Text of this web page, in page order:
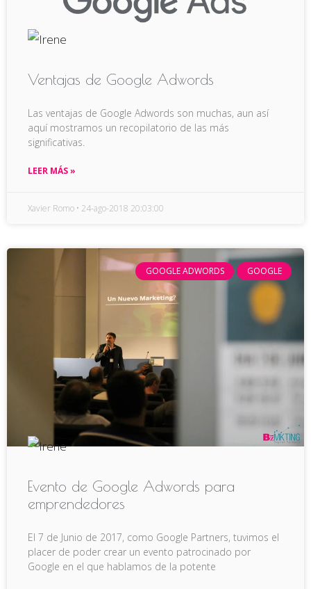
Ventajas de Google Adwords
Las ventajas de Google Adwords son muchas, aun así
aquí mostramos un recopilatorio de las más
significativas.
LEER MÁS »
Xavier Romo 24-ago-2018 20:03:00
GOOGLE ADWORDS GOOGLE
Evento de Google Adwords para
emprendedores
El 7 de Junio de 2017, como Google Partners, tuvimos el
placer de poder crear un evento patrocinado por
Google en el que hablamos de la potente